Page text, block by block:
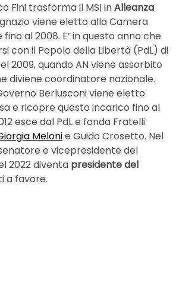
Fini trasforma il MSI inAlleanza
viene eletto alla Camera
al 2008. E’ in questo anno che
con il Popolo della Libertà (PdL) di
2009, quando AN viene assorbito
diviene coordinatore nazionale.
Berlusconi viene eletto
e ricopre questo incarico fino al
esce dal PdL e fonda Fratelli
Melonie Guido Crosetto. Nel
e vicepresidente del
2022 diventa presidente del
a favore.